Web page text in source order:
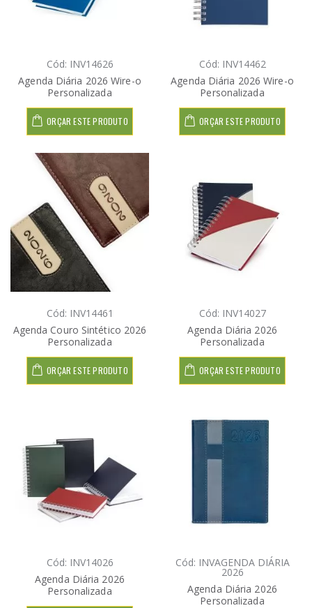
Cód: INV14626
Agenda Diária 2026 Wire-o
Personalizada
ORÇAR ESTE PRODUTO
Cód: INV14462
Agenda Diária 2026 Wire-o
Personalizada
ORÇAR ESTE PRODUTO
Cód: INV14461
Agenda Couro Sintético 2026
Personalizada
ORÇAR ESTE PRODUTO
Cód: INV14027
Agenda Diária 2026
Personalizada
ORÇAR ESTE PRODUTO
Cód: INV14026
Agenda Diária 2026
Personalizada
Cód: INVAGENDA DIÁRIA
2026
Agenda Diária 2026
Personalizada